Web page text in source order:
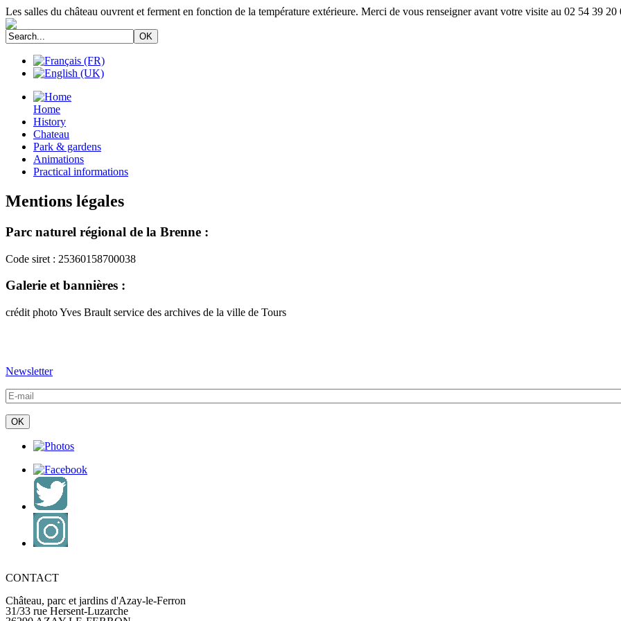
Les salles du château ouvrent et ferment en fonction de la température extérieure. Merci de vous renseigner avant votre visite au 02 54 39 20
Home
History
Chateau
Park & gardens
Animations
Practical informations
Mentions légales
Parc naturel régional de la Brenne :
Code siret : 25360158700038
Galerie et bannières :
crédit photo Yves Brault service des archives de la ville de Tours
Newsletter
CONTACT
Château, parc et jardins d'Azay-le-Ferron
31/33 rue Hersent-Luzarche